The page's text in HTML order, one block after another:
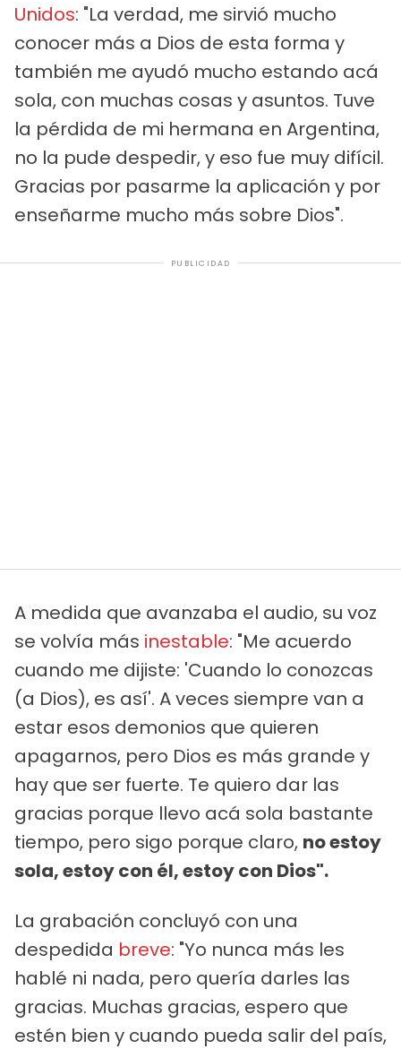
Unidos: "La verdad, me sirvió mucho
conocer más a Dios de esta forma y
también me ayudó mucho estando acá
sola, con muchas cosas y asuntos. Tuve
la pérdida de mi hermana en Argentina,
no la pude despedir, y eso fue muy difícil.
Gracias por pasarme la aplicación y por
enseñarme mucho más sobre Dios".
PUBLICIDAD
A medida que avanzaba el audio, su voz
se volvía más inestable: "Me acuerdo
cuando me dijiste: 'Cuando lo conozcas
(a Dios), es así'. A veces siempre van a
estar esos demonios que quieren
apagarnos, pero Dios es más grande y
hay que ser fuerte. Te quiero dar las
gracias porque llevo acá sola bastante
tiempo, pero sigo porque claro, no estoy
sola, estoy con él, estoy con Dios".
La grabación concluyó con una
despedida breve: "Yo nunca más les
hablé ni nada, pero quería darles las
gracias. Muchas gracias, espero que
estén bien y cuando pueda salir del país,